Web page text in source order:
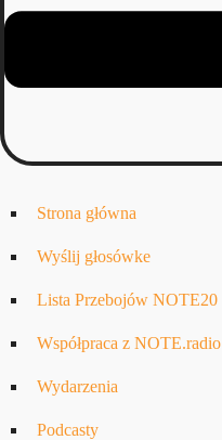
Strona główna
Wyślij głosówke
Lista Przebojów NOTE20
Współpraca z NOTE.radio
Wydarzenia
Podcasty